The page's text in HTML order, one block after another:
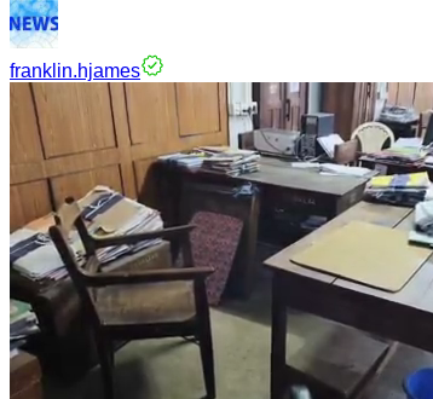
franklin.hjames